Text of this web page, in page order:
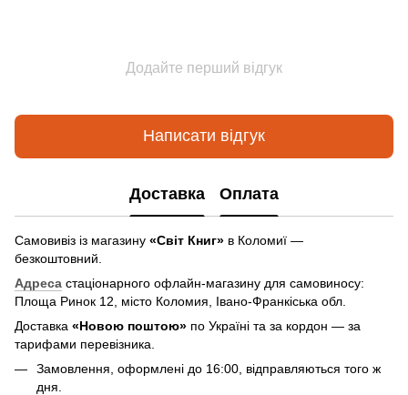
Додайте перший відгук
Написати відгук
Доставка Оплата
Самовивіз із магазину «Світ Книг» в Коломиї —
безкоштовний.
Адреса стаціонарного офлайн-магазину для самовиносу:
Площа Ринок 12, місто Коломия, Івано-Франкіська обл.
Доставка «Новою поштою» по Україні та за кордон — за
тарифами перевізника.
Замовлення, оформлені до 16:00, відправляються того ж
дня.